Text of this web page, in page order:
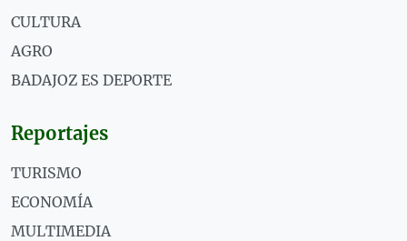
CULTURA
AGRO
BADAJOZ ES DEPORTE
Reportajes
TURISMO
ECONOMÍA
MULTIMEDIA